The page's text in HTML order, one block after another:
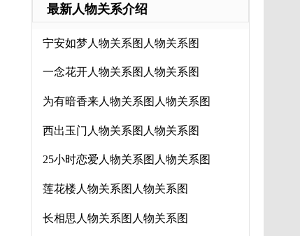
最新人物关系介绍
宁安如梦人物关系图人物关系图
一念花开人物关系图人物关系图
为有暗香来人物关系图人物关系图
西出玉门人物关系图人物关系图
25小时恋爱人物关系图人物关系图
莲花楼人物关系图人物关系图
长相思人物关系图人物关系图